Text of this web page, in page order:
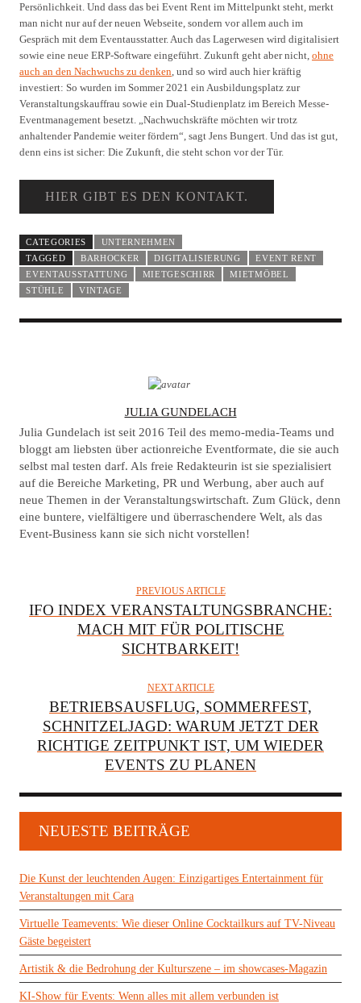
Persönlichkeit. Und dass das bei Event Rent im Mittelpunkt steht, merkt
man nicht nur auf der neuen Webseite, sondern vor allem auch im
Gespräch mit dem Eventausstatter. Auch das Lagerwesen wird digitalisiert
sowie eine neue ERP-Software eingeführt. Zukunft geht aber nicht, ohne
auch an den Nachwuchs zu denken, und so wird auch hier kräftig
investiert: So wurden im Sommer 2021 ein Ausbildungsplatz zur
Veranstaltungskauffrau sowie ein Dual-Studienplatz im Bereich Messe-
Eventmanagement besetzt. „Nachwuchskräfte möchten wir trotz
anhaltender Pandemie weiter fördern“, sagt Jens Bungert. Und das ist gut,
denn eins ist sicher: Die Zukunft, die steht schon vor der Tür.
HIER GIBT ES DEN KONTAKT.
CATEGORIES
UNTERNEHMEN
TAGGED
BARHOCKER DIGITALISIERUNG
EVENT RENT
EVENTAUSSTATTUNG
MIETGESCHIRR
MIETMÖBEL
STÜHLE
VINTAGE
U
T
H
O
R
JULIA GUNDELACH
Julia Gundelach ist seit 2016 Teil des memo-media-Teams und
bloggt am liebsten über actionreiche Eventformate, die sie auch
selbst mal testen darf. Als freie Redakteurin ist sie spezialisiert
auf die Bereiche Marketing, PR und Werbung, aber auch auf
neue Themen in der Veranstaltungswirtschaft. Zum Glück, denn
eine buntere, vielfältigere und überraschendere Welt, als das
Event-Business kann sie sich nicht vorstellen!
PREVIOUS ARTICLE
IFO INDEX VERANSTALTUNGSBRANCHE:
MACH MIT FÜR POLITISCHE
SICHTBARKEIT!
NEXT ARTICLE
BETRIEBSAUSFLUG, SOMMERFEST,
SCHNITZELJAGD: WARUM JETZT DER
RICHTIGE ZEITPUNKT IST, UM WIEDER
EVENTS ZU PLANEN
NEUESTE BEITRÄGE
Die Kunst der leuchtenden Augen: Einzigartiges Entertainment für
Veranstaltungen mit Cara
Virtuelle Teamevents: Wie dieser Online Cocktailkurs auf TV-Niveau
Gäste begeistert
Artistik & die Bedrohung der Kulturszene – im showcases-Magazin
KI-Show für Events: Wenn alles mit allem verbunden ist